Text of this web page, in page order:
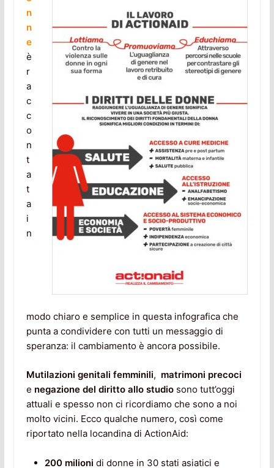
n
n
e
è
r
a
c
c
o
n
t
a
t
a
i
n
modo chiaro e semplice in questa infografica che
punta a condividere con tutti un messaggio di
speranza: il cambiamento è ancora possibile.
Mutilazioni genitali femminili, matrimoni precoci
e negazione del diritto allo studiosono tutt’oggi
attuali e spesso non ci ricordiamo che sono a noi
molto vicini. Ecco qualche numero, così come
riportato nella locandina di ActionAid:
200 milioni di donne in 30 stati asiatici e